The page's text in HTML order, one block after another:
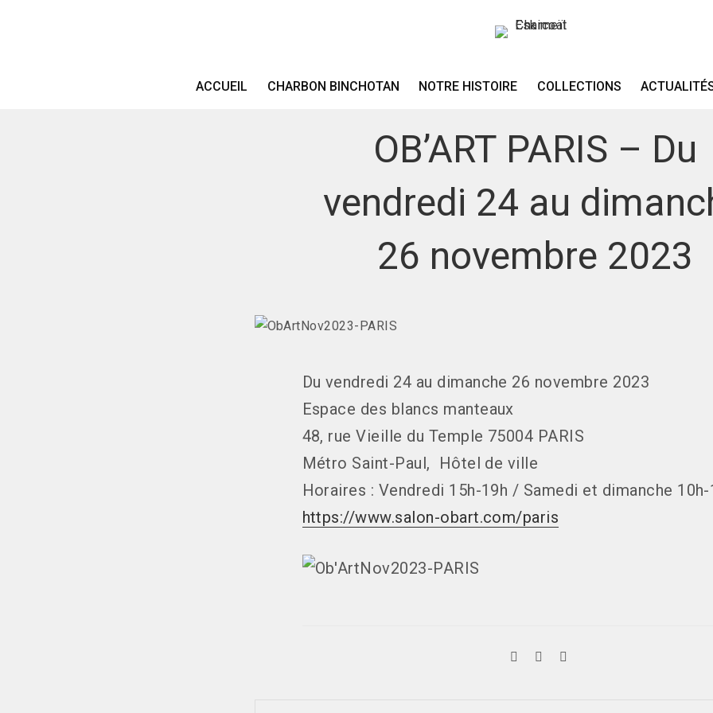
ACCUEIL CHARBON BINCHOTAN NOTRE HISTOIRE COLLECTIONS
EXPOSITION-VENTES . SALON ATELIERS D'ART DE FRANCE
.
OB’ART PARIS – Du
vendredi 24 au
26 novembre 2023
Du vendredi 24 au dimanche 26 novembre 2023
Espace des blancs manteaux
48, rue Vieille du Temple 75004 PARIS
Métro Saint-Paul, Hôtel de ville
Horaires : Vendredi 15h-19h / Samedi et dimanche 10h-
https://www.salon-obart.com/paris